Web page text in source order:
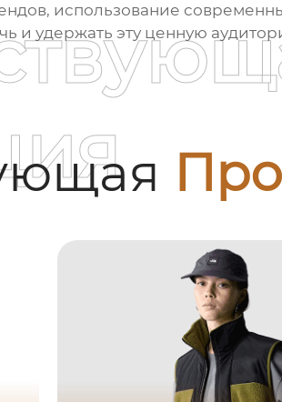
использование
и удержать эту ценную